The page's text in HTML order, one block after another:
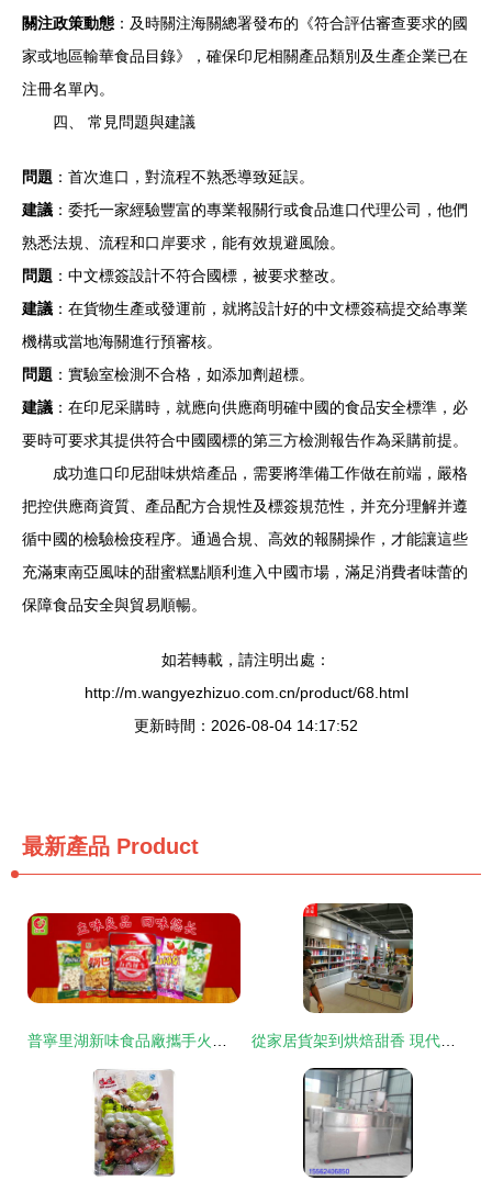
關注政策動態 ：及時關注海關總署發布的《符合評估審查要求的國
家或地區輸華食品目錄》，確保印尼相關產品類別及生產企業已在
注冊名單內。
四、 常見問題與建議
問題 ：首次進口，對流程不熟悉導致延誤。
建議 ：委托一家經驗豐富的專業報關行或食品進口代理公司，他們
熟悉法規、流程和口岸要求，能有效規避風險。
問題 ：中文標簽設計不符合國標，被要求整改。
建議 ：在貨物生產或發運前，就將設計好的中文標簽稿提交給專業
機構或當地海關進行預審核。
問題 ：實驗室檢測不合格，如添加劑超標。
建議 ：在印尼采購時，就應向供應商明確中國的食品安全標準，必
要時可要求其提供符合中國國標的第三方檢測報告作為采購前提。
成功進口印尼甜味烘焙產品，需要將準備工作做在前端，嚴格
把控供應商資質、產品配方合規性及標簽規范性，并充分理解并遵
循中國的檢驗檢疫程序。通過合規、高效的報關操作，才能讓這些
充滿東南亞風味的甜蜜糕點順利進入中國市場，滿足消費者味蕾的
保障食品安全與貿易順暢。
如若轉載，請注明出處：
http://m.wangyezhizuo.com.cn/product/68.html
更新時間：2026-08-04 14:17:52
最新產品 Product